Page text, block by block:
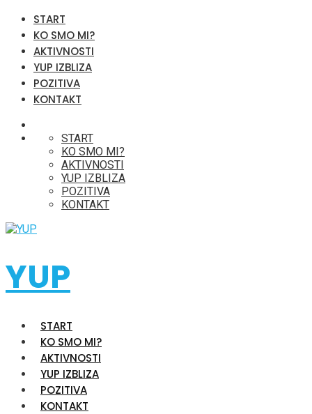
START
KO SMO MI?
AKTIVNOSTI
YUP IZBLIZA
POZITIVA
KONTAKT
START
KO SMO MI?
AKTIVNOSTI
YUP IZBLIZA
POZITIVA
KONTAKT
YUP
START
KO SMO MI?
AKTIVNOSTI
YUP IZBLIZA
POZITIVA
KONTAKT